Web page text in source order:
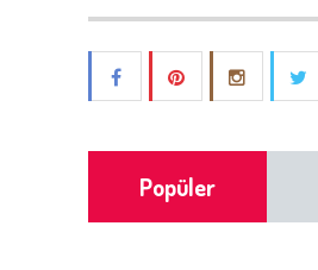
Popüler